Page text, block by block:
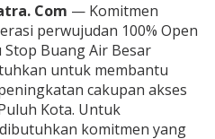
Com — Komitmen
perwujudan 100% Open
Stop Buang Air Besar
untuk membantu
cakupan akses
Kota. Untuk
komitmen yang